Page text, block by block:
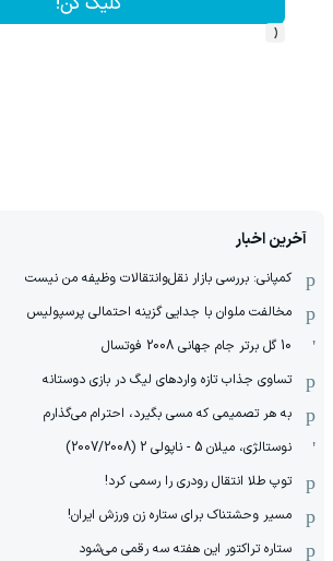
‹
آخرین اخبار
کمپانی: بررسی بازار نقل‌وانتقالات وظیفه من نیست
مخالفت ملوان با جدایی گزینه احتمالی پرسپولیس
10 گل برتر جام جهانی 2008 فوتسال
تساوی جذاب تازه واردهای لیگ در بازی دوستانه
به هر تصمیمی که مسی بگیرد، احترام می‌گذارم
نوستالژی، میلان 5 - ناپولی 2 (2007/2008)
توپ طلا انتقال رودری را رسمی کرد!
مسیر وحشتناک برای ستاره زن ورزش ایران!
ستاره تراکتور این هفته سه رقمی می‌شود